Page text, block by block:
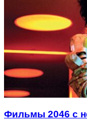
Фильмы 2046 с